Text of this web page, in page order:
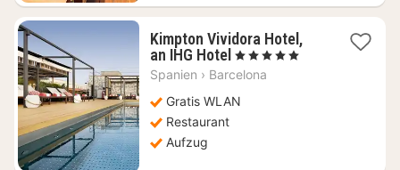
Kimpton Vividora Hotel,
an IHG Hotel 1
Nacht
183,64
, 5 Sterne
Spanien › Barcelona
Gratis WLAN
Restaurant
Aufzug